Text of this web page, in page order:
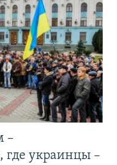
–
где украинцы –